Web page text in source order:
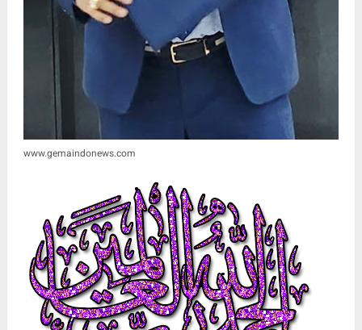
www.gemaindonews.com